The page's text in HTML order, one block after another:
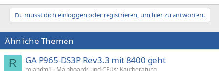
Du musst dich einloggen oder registrieren, um hier zu antworten.
Ähnliche Themen
R GA P965-DS3P Rev3.3 mit 8400 geht
rolandm1
Mainboards und CPUs: Kaufberatung